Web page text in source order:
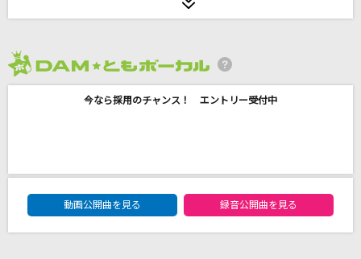
踊ろうぜ
CAN YOU CELEBRATE?
今なら採用のチャンス！ エントリー受付中
DAM★ともボーカルエントリーランキング
動画公開曲を見る
録音公開曲を見る